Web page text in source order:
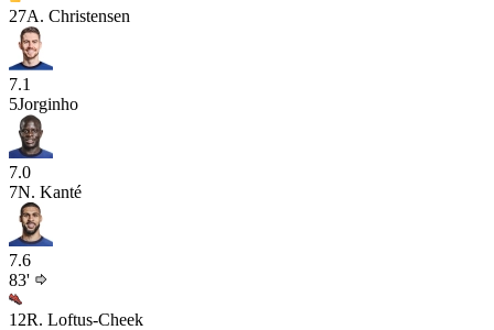
27A. Christensen
7.1
5Jorginho
7.0
7N. Kanté
7.6
83'
12R. Loftus-Cheek